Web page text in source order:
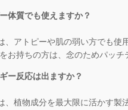
体質でも使えますか？
、アトピーや肌の弱い方でも
お持ちの方は、念のためパッ
ー反応は出ますか？
、植物成分を最大限に活かす製